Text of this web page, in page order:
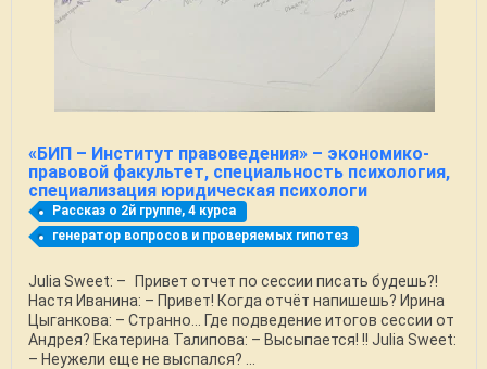
«БИП – Институт правоведения» – экономико-
правовой факультет, специальность психология,
специализация юридическая психологи
Рассказ о 2й группе, 4 курса
генератор вопросов и проверяемых гипотез
Julia Sweet: – Привет отчет по сессии писать будешь?!
Настя Иванина: – Привет! Когда отчёт напишешь? Ирина
Цыганкова: – Странно... Где подведение итогов сессии от
Андрея? Екатерина Талипова: – Высыпается! !! Julia Sweet:
– Неужели еще не выспался? ...